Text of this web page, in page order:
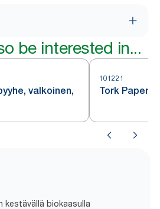
be interested in...
valkoinen,
101221
Tork
kestävällä biokaasulla